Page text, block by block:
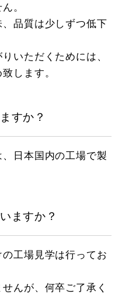
。
品質は少しずつ低下
いただくためには、
します。
すか？
日本国内の工場で製
ますか？
工場見学は行ってお
んが、何卒ご了承く